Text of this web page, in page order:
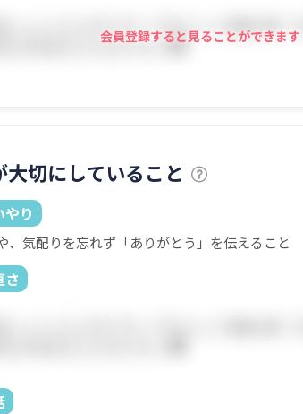
会員登録すると見ることができます
大切にしていること
り
、気配りを忘れず「ありがとう」を伝えること
さ